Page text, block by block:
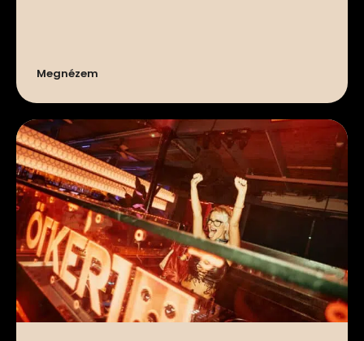
Megnézem